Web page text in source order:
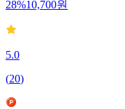
28%10,700원
5.0
(20)